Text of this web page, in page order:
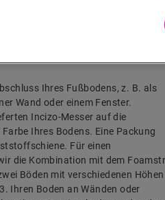
Ihres Fußbodens, z. B. als
Wand oder einem Fenster.
Incizo-Messer auf die
Ihres Bodens. Eine Packung
Für einen
die Kombination mit dem
Böden mit verschiedenen Höhen
Ihren Boden an Wänden oder